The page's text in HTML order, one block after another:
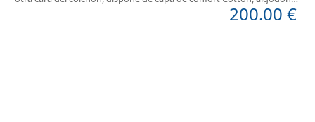
100% que brinda una sensación de confort inmediata.200.00 €